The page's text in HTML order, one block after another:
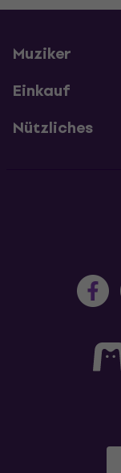
Muziker
Einkauf
Nützliches